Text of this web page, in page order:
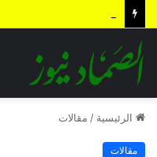
الرئيسية / مقالات
مقالات